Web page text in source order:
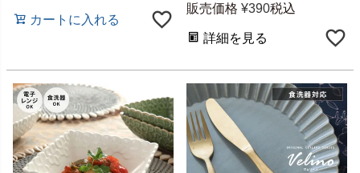
カートに入れる
販売価格 ¥390税込
詳細を見る